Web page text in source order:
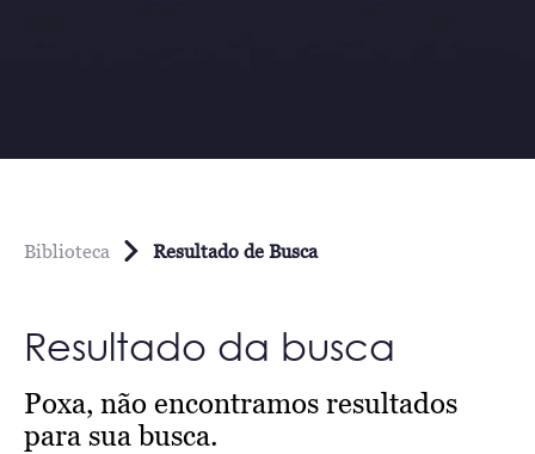
Biblioteca Resultado de Busca
Resultado da busca
Poxa, não encontramos resultados
para sua busca.